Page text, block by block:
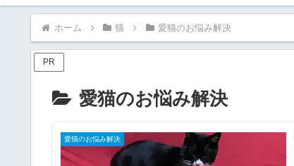
ホーム 猫 愛猫のお悩み解決
PR
愛猫のお悩み解決
愛猫のお悩み解決